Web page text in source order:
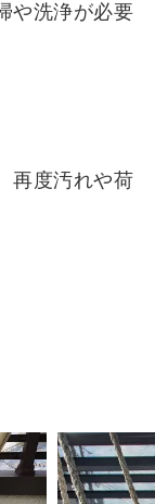
や洗浄が必要
再度汚れや荷